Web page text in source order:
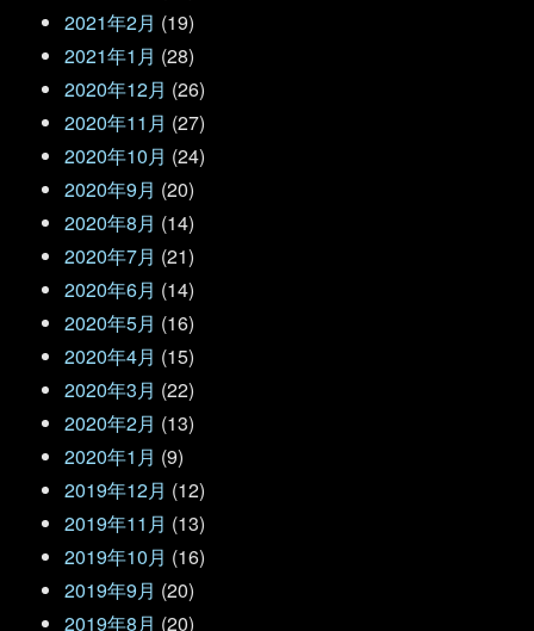
2021年2月 (19)
2021年1月 (28)
2020年12月 (26)
2020年11月 (27)
2020年10月 (24)
2020年9月 (20)
2020年8月 (14)
2020年7月 (21)
2020年6月 (14)
2020年5月 (16)
2020年4月 (15)
2020年3月 (22)
2020年2月 (13)
2020年1月 (9)
2019年12月 (12)
2019年11月 (13)
2019年10月 (16)
2019年9月 (20)
2019年8月 (20)